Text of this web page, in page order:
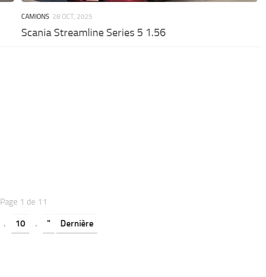
CAMIONS 28 OCT, 2025
Scania Streamline Series 5 1.56
Page 1 de 11
. 10 . " Dernière